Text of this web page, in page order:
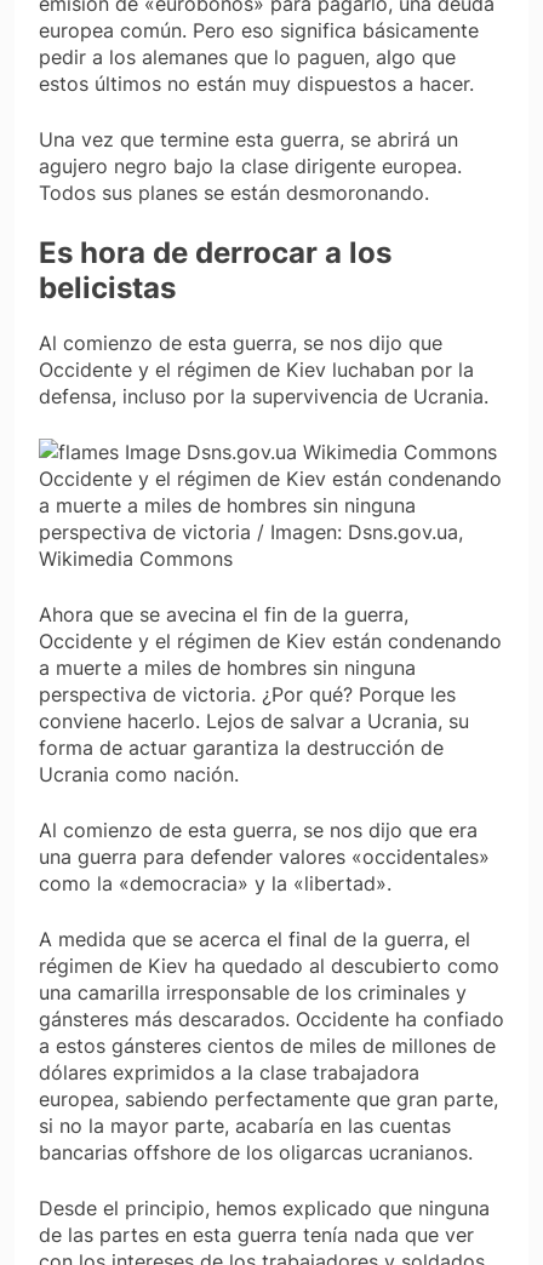
europea común. Pero eso significa básicamente
pedir a los alemanes que lo paguen, algo que
estos últimos no están muy dispuestos a hacer.
Una vez que termine esta guerra, se abrirá un
agujero negro bajo la clase dirigente europea.
Todos sus planes se están desmoronando.
Es hora de derrocar a los
belicistas
Al comienzo de esta guerra, se nos dijo que
Occidente y el régimen de Kiev luchaban por la
defensa, incluso por la supervivencia de Ucrania.
Occidente y el régimen de Kiev están condenando
a muerte a miles de hombres sin ninguna
perspectiva de victoria / Imagen: Dsns.gov.ua,
Wikimedia Commons
Ahora que se avecina el fin de la guerra,
Occidente y el régimen de Kiev están condenando
a muerte a miles de hombres sin ninguna
perspectiva de victoria. ¿Por qué? Porque les
conviene hacerlo. Lejos de salvar a Ucrania, su
forma de actuar garantiza la destrucción de
Ucrania como nación.
Al comienzo de esta guerra, se nos dijo que era
una guerra para defender valores «occidentales»
como la «democracia» y la «libertad».
A medida que se acerca el final de la guerra, el
régimen de Kiev ha quedado al descubierto como
una camarilla irresponsable de los criminales y
gánsteres más descarados. Occidente ha confiado
a estos gánsteres cientos de miles de millones de
dólares exprimidos a la clase trabajadora
europea, sabiendo perfectamente que gran parte,
si no la mayor parte, acabaría en las cuentas
bancarias offshore de los oligarcas ucranianos.
Desde el principio, hemos explicado que ninguna
de las partes en esta guerra tenía nada que ver